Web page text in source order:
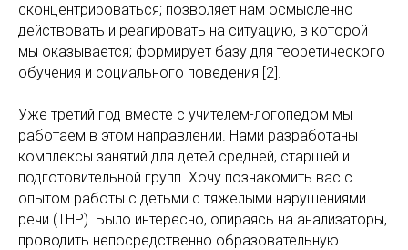
сконцентрироваться; позволяет нам осмысленно
действовать и реагировать на ситуацию, в которой
мы оказывается; формирует базу для теоретического
обучения и социального поведения [2].
Уже третий год вместе с учителем-логопедом мы
работаем в этом направлении. Нами разработаны
комплексы занятий для детей средней, старшей и
подготовительной групп. Хочу познакомить вас с
опытом работы с детьми с тяжелыми нарушениями
речи (ТНР). Было интересно, опираясь на анализаторы,
проводить непосредственно образовательную